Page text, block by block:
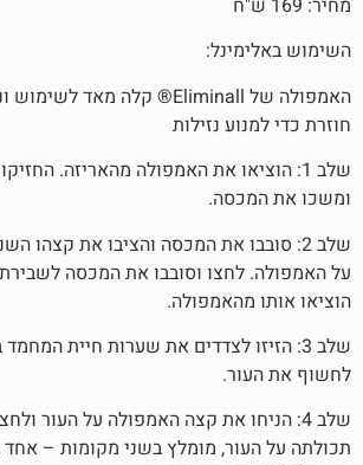
האמפולה של Eliminall® קלה מאד לשימוש וניתנת לאטימה
נזילות
את האמפולה מהאריזה. החזיקו אותה במאונך,
את המכסה והציבו את קצהו השני של המכסה
וסובבו את המכסה לשבירת האיטום, ולאחר
לצדדים את שערות חיית המחמד בין השכמות כדי
את קצה האמפולה על העור ולחצו בעדינות לריקון
מומלץ בשני מקומות – אחד בבסיס הקרקפת